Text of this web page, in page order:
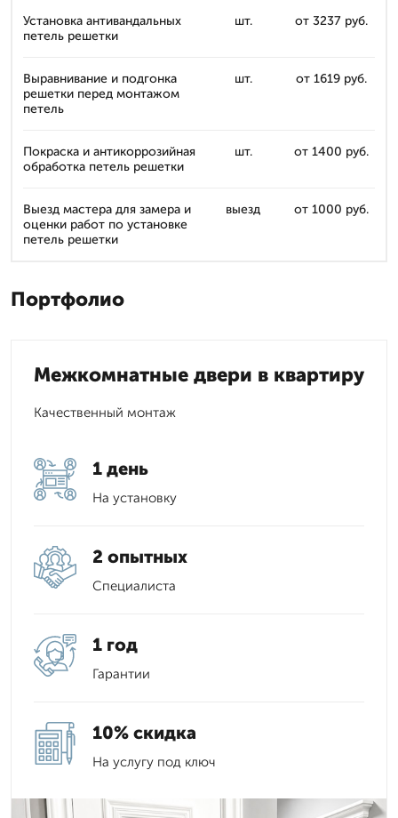
Установка антивандальных
петель решетки
шт. от 3237 руб.
Выравнивание и подгонка
решетки перед монтажом
петель
шт. от 1619 руб.
Покраска и антикоррозийная
обработка петель решетки
шт. от 1400 руб.
Выезд мастера для замера и
оценки работ по установке
петель решетки
выезд от 1000 руб.
Портфолио
Межкомнатные двери в квартиру
Качественный монтаж
1 день
На установку
2 опытных
Специалиста
1 год
Гарантии
10% скидка
На услугу под ключ